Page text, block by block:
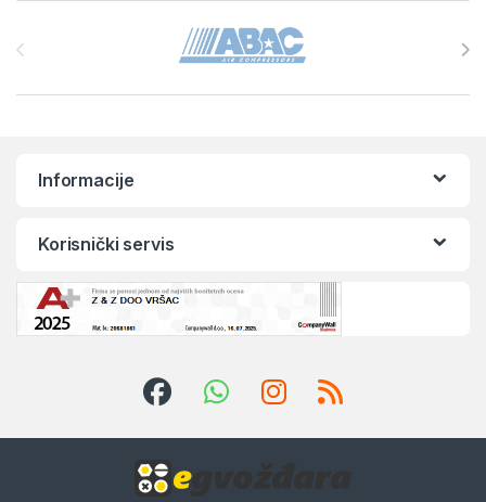
Brands Carousel
Informacije
Korisnički servis